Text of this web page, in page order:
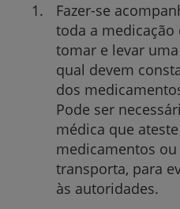
Fazer-se
toda a medicação
tomar e levar
qual devem
dos
Pode ser
médica que
medicamentos
transporta, para
às autoridades.